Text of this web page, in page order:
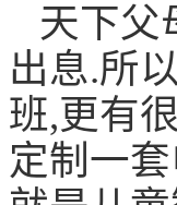
天下父
出息.所
班,更有
定制一